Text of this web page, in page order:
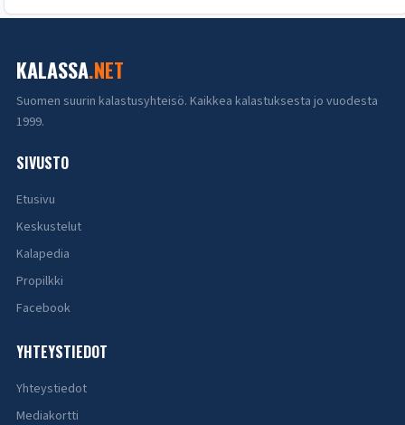
KALASSA.NET
Suomen suurin kalastusyhteisö. Kaikkea kalastuksesta jo vuodesta
1999.
SIVUSTO
Etusivu
Keskustelut
Kalapedia
Propilkki
Facebook
YHTEYSTIEDOT
Yhteystiedot
Mediakortti